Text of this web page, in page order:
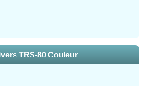
TRS-80 Couleur